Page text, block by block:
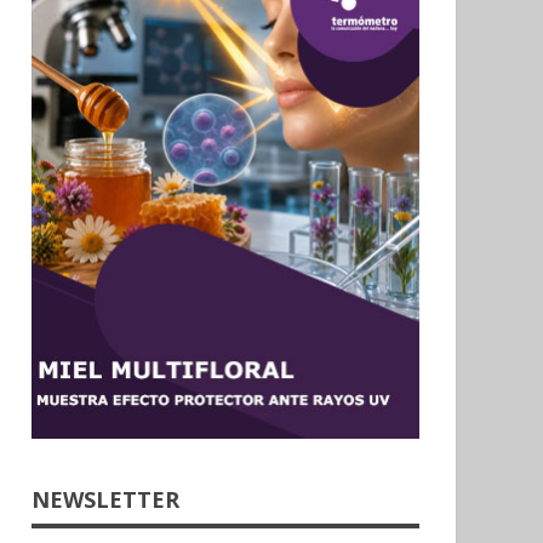
NEWSLETTER